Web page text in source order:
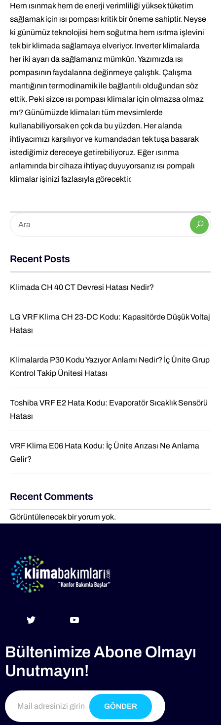
Hem ısınmak hem de enerji verimliliği yüksek tüketim
sağlamak için ısı pompası kritik bir öneme sahiptir. Neyse
ki günümüz teknolojisi hem soğutma hem ısıtma işlevini
tek bir klimada sağlamaya elveriyor. Inverter klimalarda
her iki ayarı da sağlamanız mümkün. Yazımızda ısı
pompasının faydalarına değinmeye çalıştık. Çalışma
mantığının termodinamik ile bağlantılı olduğundan söz
ettik. Peki sizce ısı pompası klimalar için olmazsa olmaz
mı? Günümüzde klimaları tüm mevsimlerde
kullanabiliyorsak en çok da bu yüzden. Her alanda
ihtiyacımızı karşılıyor ve kumandadan tek tuşa basarak
istediğimiz dereceye getirebiliyoruz. Eğer ısınma
anlamında bir cihaza ihtiyaç duyuyorsanız ısı pompalı
klimalar işinizi fazlasıyla görecektir.
Recent Posts
Klimada CH 40 CT Devresi Hatası Nedir?
LG VRF Klima CH 23-DC Kodu: Kapasitörde Düşük Voltaj
Hatası
Klimalarda P30 Kodu Yazıyor Anlamı Nedir? İç Ünite Grup
Kontrol Takip Ünitesi Hatası
Toshiba VRF E2 Hata Kodu: Evaporatör Sıcaklık Sensörü
Hatası
VRF Klima E06 Hata Kodu: İç Ünite Arızası Ne Anlama
Gelir?
Recent Comments
Görüntülenecek bir yorum yok.
Bültenimize Abone Olmayı
Unutmayın!
GÖNDER